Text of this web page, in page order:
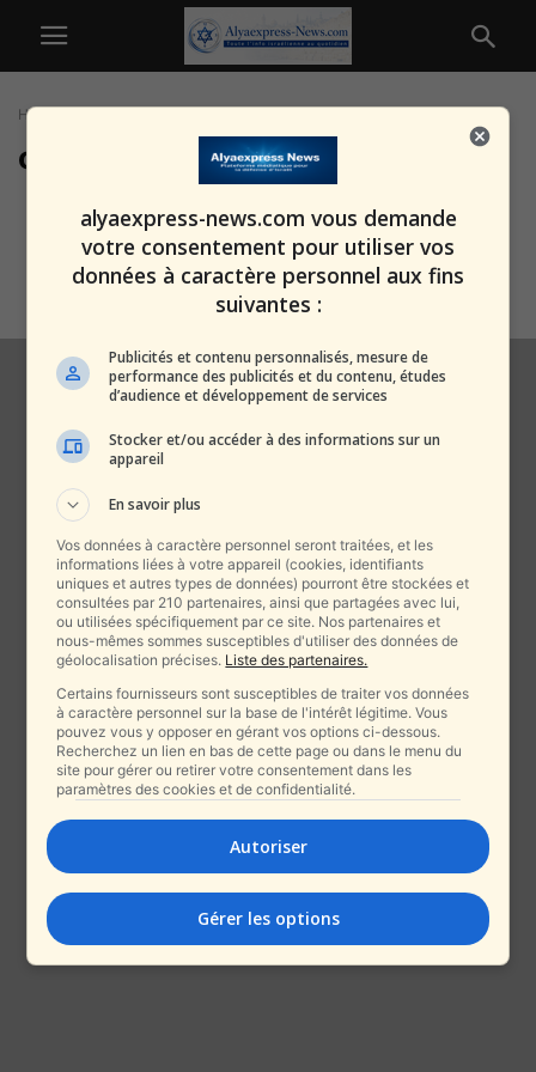
Home
opérations humanitaires
Manipulation démasquée : le
“famine à Gaza” n’était qu’un
mensonge orchestré...
alxprss_sab
alyaexpress-news.com vous demande
votre consentement pour utiliser vos
données à caractère personnel aux fins
suivantes :
Publicités et contenu personnalisés, mesure de
performance des publicités et du contenu, études
d’audience et développement de services
Stocker et/ou accéder à des informations sur un
appareil
En savoir plus
Vos données à caractère personnel seront traitées, et les
informations liées à votre appareil (cookies, identifiants
uniques et autres types de données) pourront être stockées et
consultées par 210 partenaires, ainsi que partagées avec lui,
ou utilisées spécifiquement par ce site. Nos partenaires et
nous-mêmes sommes susceptibles d'utiliser des données de
géolocalisation précises. Liste des partenaires.
Certains fournisseurs sont susceptibles de traiter vos données
à caractère personnel sur la base de l'intérêt légitime. Vous
pouvez vous y opposer en gérant vos options ci-dessous.
Recherchez un lien en bas de cette page ou dans le menu du
site pour gérer ou retirer votre consentement dans les
paramètres des cookies et de confidentialité.
Autoriser
Gérer les options